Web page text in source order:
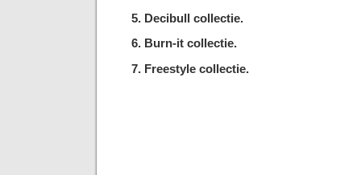
5. Decibull collectie.
6. Burn-it collectie.
7. Freestyle collectie.